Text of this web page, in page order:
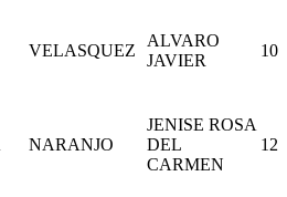
VELASQUEZ
ALVARO
JAVIER
10
NARANJO
JENISE ROSA
DEL
CARMEN
12